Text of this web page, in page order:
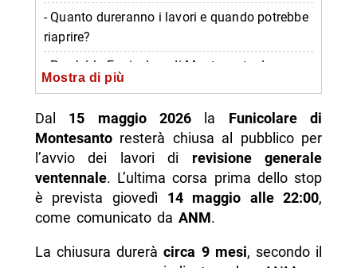
- Quanto dureranno i lavori e quando potrebbe
riaprire?
- Perché la Funicolare di Montesanto deve
fermarsi?
- Quale bus sostitutivo sarà attivo durante la
chiusura?
- Dove trovare informazioni ufficiali e
aggiornamenti?
-- Scopri di più da Napolike.it
Mostra di più
Dal 15 maggio 2026 la Funicolare di
Montesantoresterà chiusa al pubblico per
l’avvio dei lavori di revisione generale
ventennale. L’ultima corsa prima dello stop
è prevista giovedì 14 maggio alle 22:00,
come comunicato da ANM.
La chiusura dureràcirca 9 mesi, secondo il